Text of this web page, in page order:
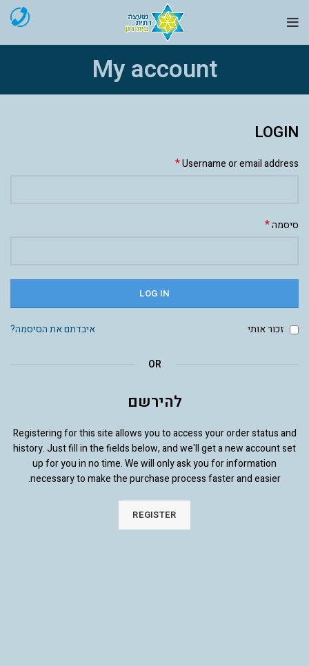
My account
LOGIN
Username or email address
*
סיסמה*
LOG IN
איבדתם את הסיסמה? זכור אותי
OR
להירשם
Registering for this site allows you to access your order status and
history. Just fill in the fields below, and we'll get a new account set
up for you in no time. We will only ask you for information
necessary to make the purchase process faster and easier.
REGISTER